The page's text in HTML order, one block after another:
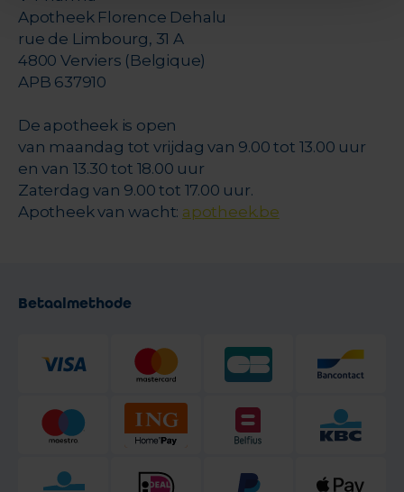
Apotheek Florence Dehalu
rue de Limbourg, 31 A
4800 Verviers (Belgique)
APB 637910
De apotheek is open
van maandag tot vrijdag van 9.00 tot 13.00 uur
en van 13.30 tot 18.00 uur
Zaterdag van 9.00 tot 17.00 uur.
Apotheek van wacht: apotheek.be
Betaalmethode